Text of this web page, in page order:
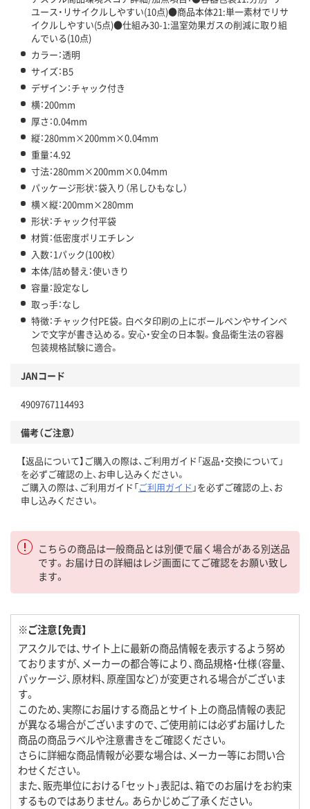
ユース・リサイクルしやすい(10点)●商品本体21:単一素材でリサ
イクルしやすい(5点)●仕組み30-1:温室効果ガスの削減に取り組
んでいる(10点)
カラー：透明
サイズ：B5
デザイン：チャック付き
横：200mm
厚さ：0.04mm
縦：280mm×200mm×0.04mm
重量：4.92
寸法：280mm×200mm×0.04mm
パッケージ形状：袋入り（吊しひもなし）
横×縦：200mm×280mm
形状：チャック付平袋
材質：低密度ポリエチレン
入数：1パック(100枚）
本体/詰め替え：使いきり
容量：設定なし
取っ手：なし
特徴：チャック付PE袋。白ベタ印刷の上にボールペンやサインペ
ンで文字が書き込める。安心・安全の日本製。食品衛生法の容器
包装規格試験に適合。
JANコード
4909767114493
備考（ご注意）
【返品について】ご購入の際は、ご利用ガイド「返品・交換について」
を必ずご確認の上、お申し込みください。
ご購入の際は、ご利用ガイド「ご利用ガイド 」を必ずご確認の上、お
申し込みください。
こちらの商品は一般商品とは別便で届く場合がある別送品
です。お届け日の詳細はレジ画面にてご確認をお願い致し
ます。
※ご注意【免責】
アスクルでは、サイト上に最新の商品情報を表示するよう努め
ておりますが、メーカーの都合等により、商品規格・仕様（容量、
パッケージ、原材料、原産国など）が変更される場合がございま
す。
このため、実際にお届けする商品とサイト上の商品情報の表記
が異なる場合がございますので、ご使用前には必ずお届けした
商品の商品ラベルや注意書きをご確認ください。
さらに詳細な商品情報が必要な場合は、メーカー等にお問い合
わせください。
また、販売単位における「セット」表記は、箱でのお届けをお約束
するものではありません。あらかじめご了承ください。